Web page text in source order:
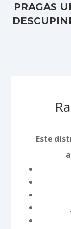
PRAGAS
Este